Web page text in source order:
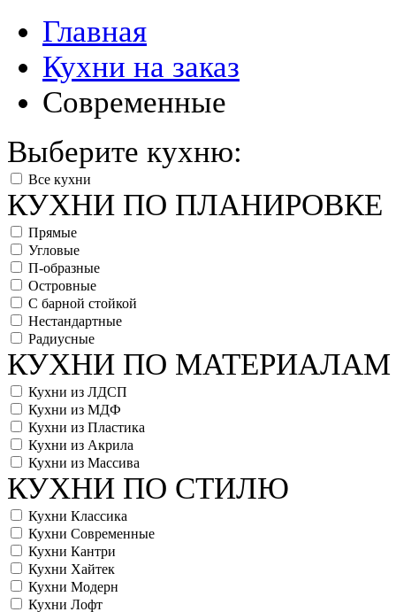
Главная
Кухни на заказ
Современные
Выберите кухню:
Все кухни
КУХНИ ПО ПЛАНИРОВКЕ
Прямые
Угловые
П-образные
Островные
С барной стойкой
Нестандартные
Радиусные
КУХНИ ПО МАТЕРИАЛАМ
Кухни из ЛДСП
Кухни из МДФ
Кухни из Пластика
Кухни из Акрила
Кухни из Массива
КУХНИ ПО СТИЛЮ
Кухни Классика
Кухни Современные
Кухни Кантри
Кухни Хайтек
Кухни Модерн
Кухни Лофт